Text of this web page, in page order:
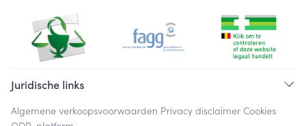
Juridische links
Algemene verkoopsvoorwaarden Privacy disclaimer Cookies